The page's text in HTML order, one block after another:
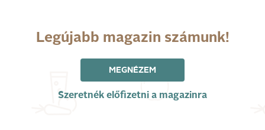
Legújabb magazin számunk!
MEGNÉZEM
Szeretnék előfizetni a magazinra